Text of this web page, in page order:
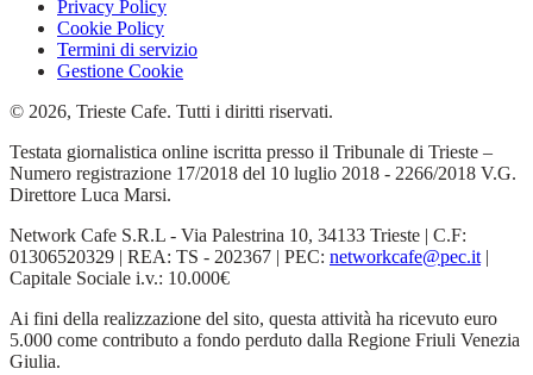
Privacy Policy
Cookie Policy
Termini di servizio
Gestione Cookie
© 2026, Trieste Cafe. Tutti i diritti riservati.
Testata giornalistica online iscritta presso il Tribunale di Trieste –
Numero registrazione 17/2018 del 10 luglio 2018 - 2266/2018 V.G.
Direttore Luca Marsi.
Network Cafe S.R.L - Via Palestrina 10, 34133 Trieste | C.F:
01306520329 | REA: TS - 202367 | PEC: networkcafe@pec.it |
Capitale Sociale i.v.: 10.000€
Ai fini della realizzazione del sito, questa attività ha ricevuto euro
5.000 come contributo a fondo perduto dalla Regione Friuli Venezia
Giulia.